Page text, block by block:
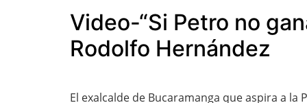
Video-“Si Petro no
Rodolfo Hernández
El exalcalde de Bucaramanga que aspira a